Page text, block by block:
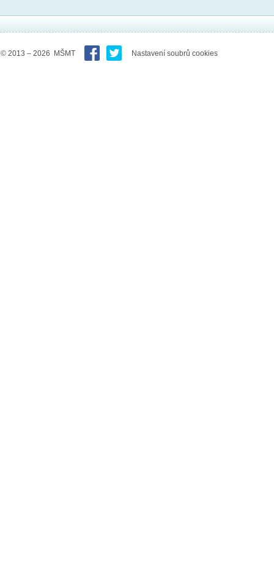
© 2013 – 2026 MŠMT Nastavení soubrů cookies